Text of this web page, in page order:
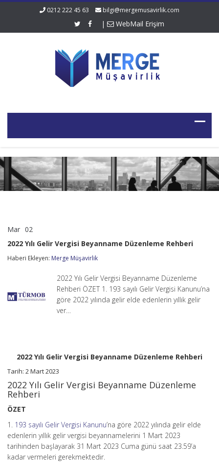
0212 222 45 63 bilgi@mergemusavirlik.com
| WebMail Erişim
Mar 02
Gelir
Vergisi
Beyanname
Rehberi
2022 Yılı Gelir Vergisi Beyanname Düzenleme Rehberi
Haberi Ekleyen: Merge Müşavirlik
2022 Yılı Gelir Vergisi Beyanname Düzenleme
Rehberi ÖZET 1. 193 sayılı Gelir Vergisi Kanunu’na
göre 2022 yılında gelir elde edenlerin yıllık gelir
ver…
2022 Yılı Gelir Vergisi Beyanname Düzenleme Rehberi
Tarih: 2 Mart 2023
2022 Yılı Gelir Vergisi Beyanname Düzenleme
Rehberi
ÖZET
1. 193 sayılı Gelir Vergisi Kanunu’na göre 2022 yılında gelir elde
edenlerin yıllık gelir vergisi beyannamelerini 1 Mart 2023
tarihinden başlayarak 31 Mart 2023 Cuma günü saat 23.59’a
kadar vermeleri gerekmektedir.